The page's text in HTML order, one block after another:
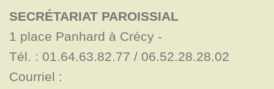
SECRÉTARIAT PAROISSIAL
1 place Panhard à Crécy -
Tél. : 01.64.63.82.77 / 06.52.28.28.02
Courriel :